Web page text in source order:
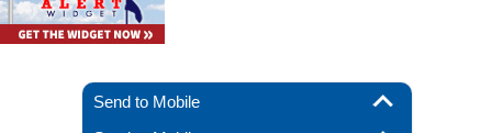
Send to Mobile